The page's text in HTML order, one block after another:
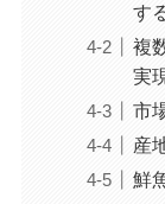
す
複
実
市
産
鮮